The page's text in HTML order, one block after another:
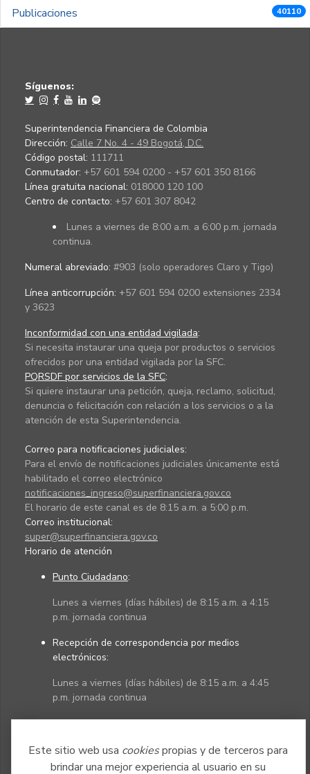
Este sitio web usa cookiespropias y de terceros para
brindar una mejor experiencia al usuario en su
Publicaciones 40110
Síguenos:
Superintendencia Financiera de Colombia
Dirección: Calle 7 No. 4 - 49 Bogotá, D.C.
Código postal: 111711
Conmutador: +57 601 594 0200 - +57 601 350 8166
Línea gratuita nacional: 018000 120 100
Centro de contacto: +57 601 307 8042
Lunes a viernes de 8:00 a.m. a 6:00 p.m. jornada
continua.
Numeral abreviado: #903 (solo operadores Claro y Tigo)
Línea anticorrupción: +57 601 594 0200 extensiones 2334
y 3623
Inconformidad con una entidad vigilada:
Si necesita instaurar una queja por productos o servicios
ofrecidos por una entidad vigilada por la SFC.
PQRSDF por servicios de la SFC:
Si quiere instaurar una petición, queja, reclamo, solicitud,
denuncia o felicitación con relación a los servicios o a la
atención de esta Superintendencia.
Correo para notificaciones judiciales:
Para el envío de notificaciones judiciales únicamente está
habilitado el correo electrónico
notificaciones_ingreso@superfinanciera.gov.co
El horario de este canal es de 8:15 a.m. a 5:00 p.m.
Correo institucional:
super@superfinanciera.gov.co
Horario de atención
Punto Ciudadano:
Lunes a viernes (días hábiles) de 8:15 a.m. a 4:15
p.m. jornada continua
Recepción de correspondencia por medios
electrónicos:
Lunes a viernes (días hábiles) de 8:15 a.m. a 4:45
p.m. jornada continua